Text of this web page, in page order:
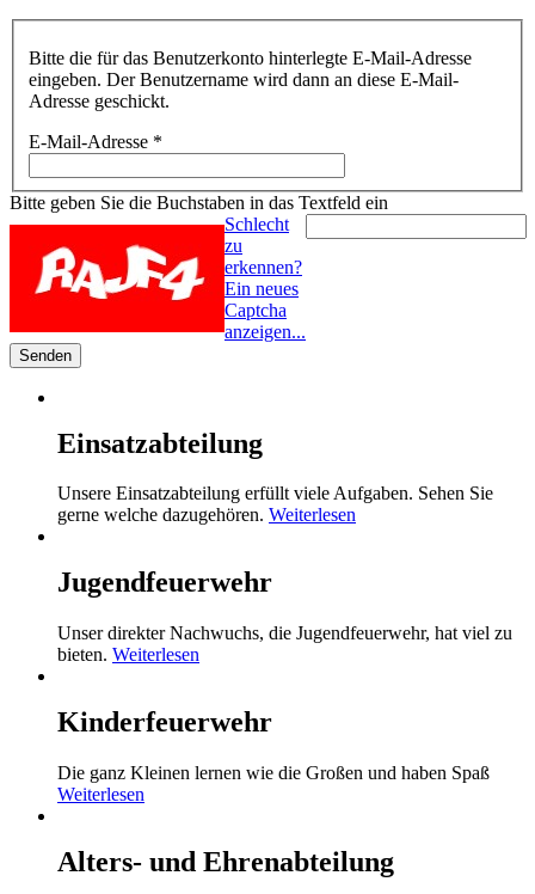
Bitte die für das Benutzerkonto hinterlegte E-Mail-Adresse
eingeben. Der Benutzername wird dann an diese E-Mail-
Adresse geschickt.
E-Mail-Adresse *
Bitte geben Sie die Buchstaben in das Textfeld ein
Schlecht
zu
erkennen?
Ein neues
Captcha
anzeigen...
Senden
Einsatzabteilung
Unsere Einsatzabteilung erfüllt viele Aufgaben. Sehen Sie
gerne welche dazugehören. Weiterlesen
Jugendfeuerwehr
Unser direkter Nachwuchs, die Jugendfeuerwehr, hat viel zu
bieten. Weiterlesen
Kinderfeuerwehr
Die ganz Kleinen lernen wie die Großen und haben Spaß
Weiterlesen
Alters- und Ehrenabteilung